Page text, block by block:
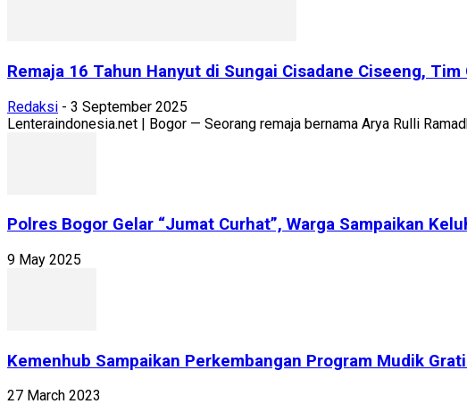
Remaja 16 Tahun Hanyut di Sungai Cisadane Ciseeng,
Redaksi - 3 September 2025
Lenteraindonesia.net | Bogor — Seorang remaja bernama Arya Rulli
Polres Bogor Gelar “Jumat Curhat”, Warga Sampaikan
9 May 2025
Kemenhub Sampaikan Perkembangan Program Mudik
27 March 2023